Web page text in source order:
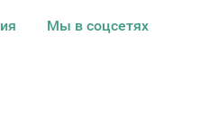
Мы в соцсетях